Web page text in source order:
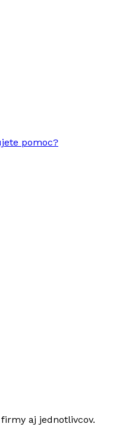
pomoc?
aj jednotlivcov.